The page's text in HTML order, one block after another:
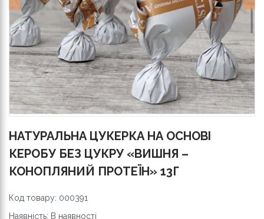
НАТУРАЛЬНА ЦУКЕРКА НА ОСНОВІ
КЕРОБУ БЕЗ ЦУКРУ «ВИШНЯ –
КОНОПЛЯНИЙ ПРОТЕЇН» 13Г
Код товару: 000391
Наявність: В наявності